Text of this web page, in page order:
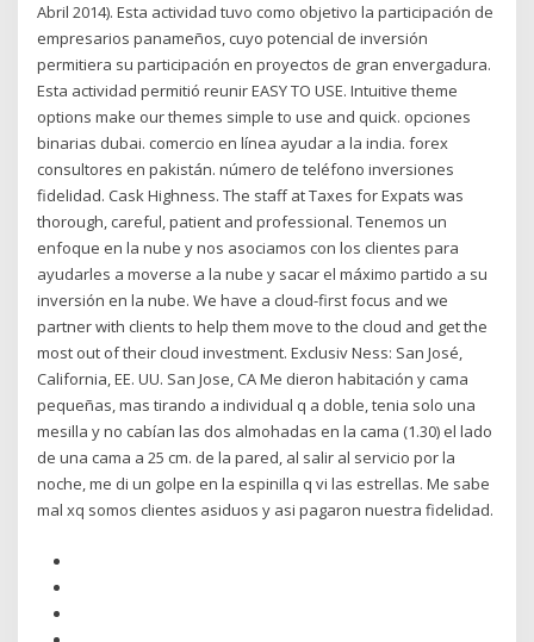
Abril 2014). Esta actividad tuvo como objetivo la participación de
empresarios panameños, cuyo potencial de inversión
permitiera su participación en proyectos de gran envergadura.
Esta actividad permitió reunir EASY TO USE. Intuitive theme
options make our themes simple to use and quick. opciones
binarias dubai. comercio en línea ayudar a la india. forex
consultores en pakistán. número de teléfono inversiones
fidelidad. Cask Highness. The staff at Taxes for Expats was
thorough, careful, patient and professional. Tenemos un
enfoque en la nube y nos asociamos con los clientes para
ayudarles a moverse a la nube y sacar el máximo partido a su
inversión en la nube. We have a cloud-first focus and we
partner with clients to help them move to the cloud and get the
most out of their cloud investment. Exclusiv Ness: San José,
California, EE. UU. San Jose, CA Me dieron habitación y cama
pequeñas, mas tirando a individual q a doble, tenia solo una
mesilla y no cabían las dos almohadas en la cama (1.30) el lado
de una cama a 25 cm. de la pared, al salir al servicio por la
noche, me di un golpe en la espinilla q vi las estrellas. Me sabe
mal xq somos clientes asiduos y asi pagaron nuestra fidelidad.